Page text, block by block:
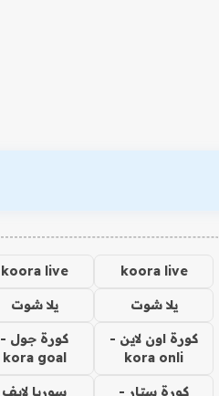
koora live
koora live
يلا شوت يلا شوت
كورة اون لاين -
kora onli
كورة جول -
kora goal
كورة ستار -
سوريا لايف